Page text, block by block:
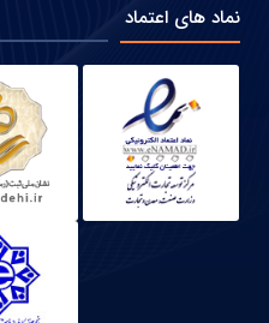
نماد های اعتماد